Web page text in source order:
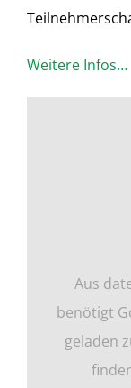
Weitere Infos…
Aus
benötigt
geladen